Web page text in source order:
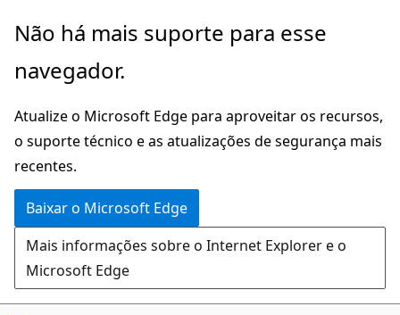
Pular
o
principal
Não há mais suporte para esse
navegador.
Atualize o Microsoft Edge para aproveitar os recursos,
o suporte técnico e as atualizações de segurança mais
recentes.
Baixar o Microsoft Edge
Mais informações sobre o Internet Explorer e o
Microsoft Edge